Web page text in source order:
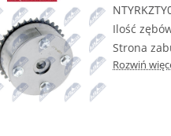
Ilość
Strona
Rozwiń